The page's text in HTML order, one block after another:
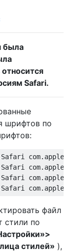
была
Safari.
шрифтов по
файл
стили по
стилей» ),